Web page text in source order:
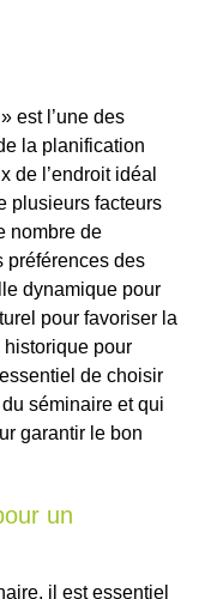
est l’une des
la planification
de l’endroit idéal
plusieurs facteurs
nombre de
préférences des
dynamique pour
pour favoriser la
historique pour
de choisir
séminaire et qui
garantir le bon
un
il est essentiel